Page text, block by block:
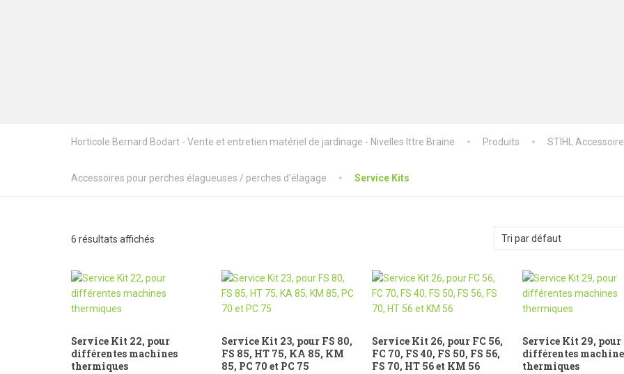
Horticole Bernard Bodart - Vente et entretien matériel de jardinage - Nivelles Ittre Braine Produits STIHL
Accessoires pour perches élagueuses / perches d'élagage Service Kits
6 résultats affichés
Service Kit 22, pour
différentes machines
thermiques
Service Kit 23, pour FS 80,
FS 85, HT 75, KA 85, KM
85, PC 70 et PC 75
Service Kit 26, pour FC 56,
FC 70, FS 40, FS 50, FS 56,
FS 70, HT 56 et KM 56
Service Kit 29, pour
différentes
thermiques